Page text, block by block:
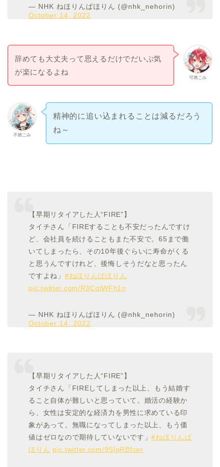
— NHK ねほりんぱほりん (@nhk_nehorin)
October 14, 2022
可燃ごみ
辞めても大丈夫って思えるだけでだいぶ気
が楽になるよね
不燃ごみ
精神的に追い込まれることは減るだろう
ね～
【早期リタイアした人“FIRE”】
タイチさん「FIREすることも不安だったんですけ
ど、会社員を続けることもまた不安で。65まで働
いてしまったら、その10年後ぐらいに寿命がくる
と思うんですけれど、後悔しそうだなと思ったん
ですよね」 #ねほりんぱほりん
pic.twitter.com/R3CqtWFh1n
— NHK ねほりんぱほりん (@nhk_nehorin)
October 14, 2022
【早期リタイアした人“FIRE”】
タイチさん「FIREしてしまった以上、もう結婚す
ること自体が難しいと思っていて。婚活の経験か
ら、女性は安定的な経済力を男性に求めている印
象があって。無職になってしまった以上、もう価
値はゼロなので期待していないです」#ねほりんぱ
ほりん pic.twitter.com/9SIpRBfcer